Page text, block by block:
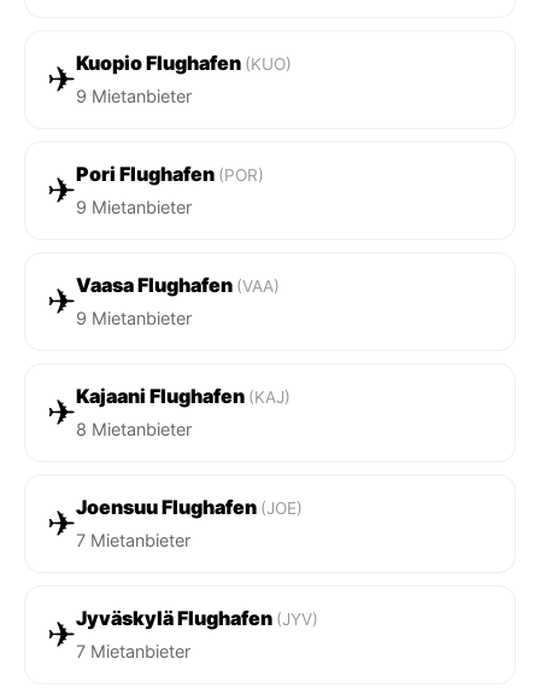
✈Kuopio Flughafen (KUO)
9 Mietanbieter
✈Pori Flughafen (POR)
9 Mietanbieter
✈Vaasa Flughafen (VAA)
9 Mietanbieter
✈Kajaani Flughafen (KAJ)
8 Mietanbieter
✈Joensuu Flughafen (JOE)
7 Mietanbieter
✈Jyväskylä Flughafen (JYV)
7 Mietanbieter